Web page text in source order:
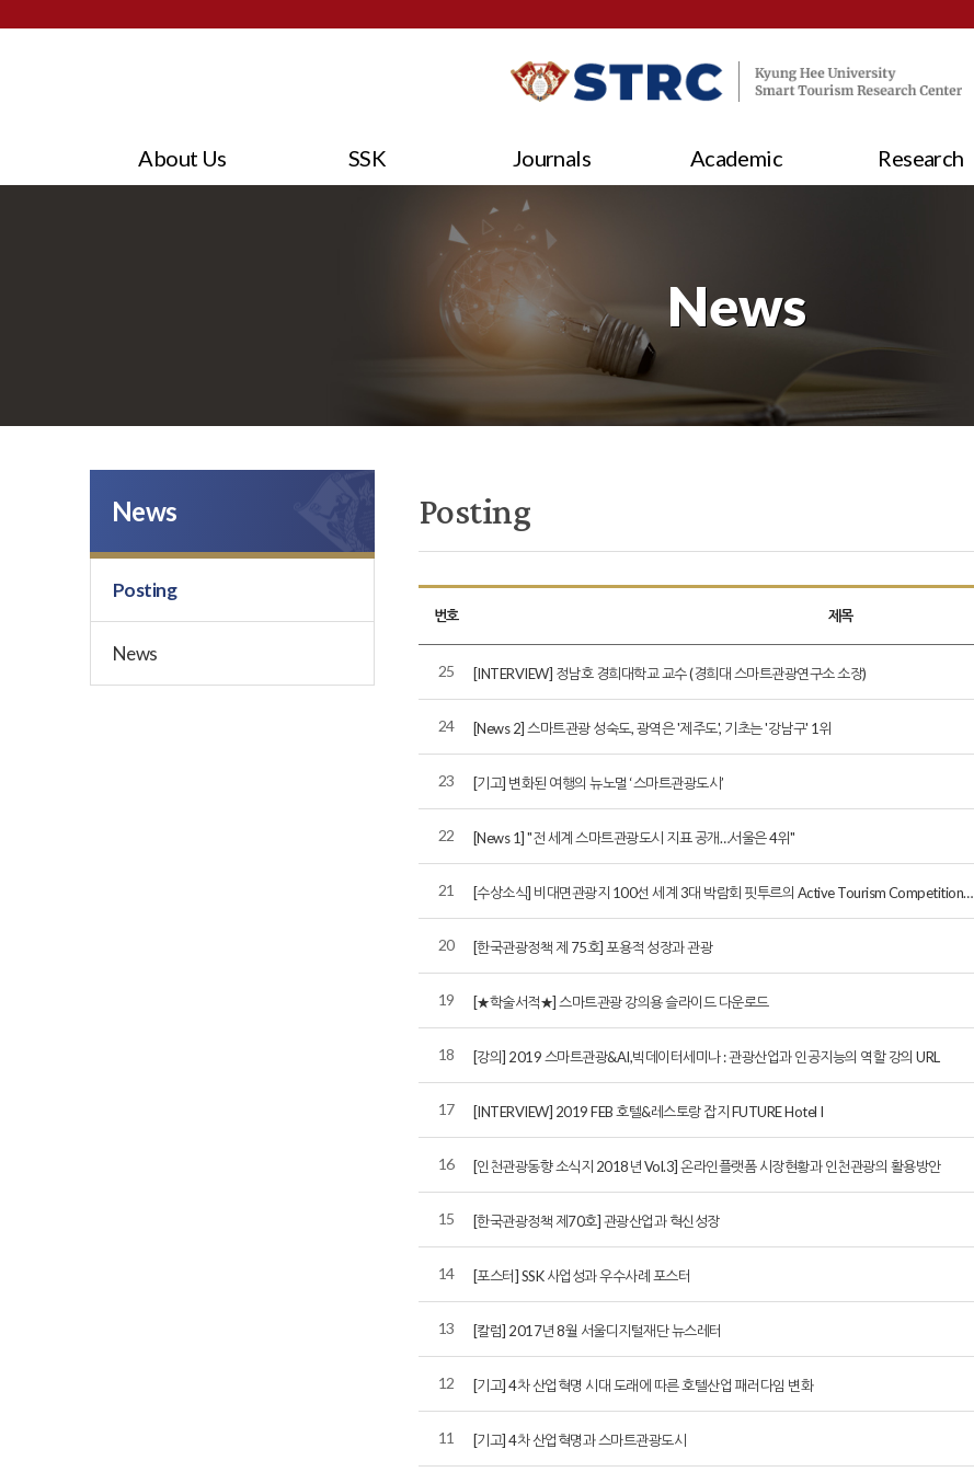
About Us SSK Journals Academic Research
News
News
Posting
News
Posting
번호 제목
25 [INTERVIEW] 정남호 경희대학교 교수 (경희대 스마트관광연구소 소장)
24 [News 2] 스마트관광 성숙도, 광역은 '제주도', 기초는 '강남구' 1위
23 [기고] 변화된 여행의 뉴노멀 ‘스마트관광도시’
22 [News 1] "전 세계 스마트관광도시 지표 공개…서울은 4위"
21 [수상소식] 비대면관광지 100선 세계 3대 박람회 핏투르의 Active Tourism Competition…
20 [한국관광정책 제 75호] 포용적 성장과 관광
19 [★학술서적★] 스마트관광 강의용 슬라이드 다운로드
18 [강의] 2019 스마트관광&AI,빅데이터세미나 : 관광산업과 인공지능의 역할 강의 URL
17 [INTERVIEW] 2019 FEB 호텔&레스토랑 잡지 FUTURE Hotel I
16 [인천관광동향 소식지 2018년 Vol.3] 온라인플랫폼 시장현황과 인천관광의 활용방안
15 [한국관광정책 제70호] 관광산업과 혁신성장
14 [포스터] SSK 사업성과 우수사례 포스터
13 [칼럼] 2017년 8월 서울디지털재단 뉴스레터
12 [기고] 4차 산업혁명 시대 도래에 따른 호텔산업 패러다임 변화
11 [기고] 4차 산업혁명과 스마트관광도시